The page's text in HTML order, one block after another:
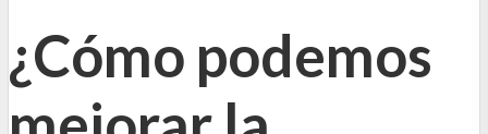
¿Cómo podemos